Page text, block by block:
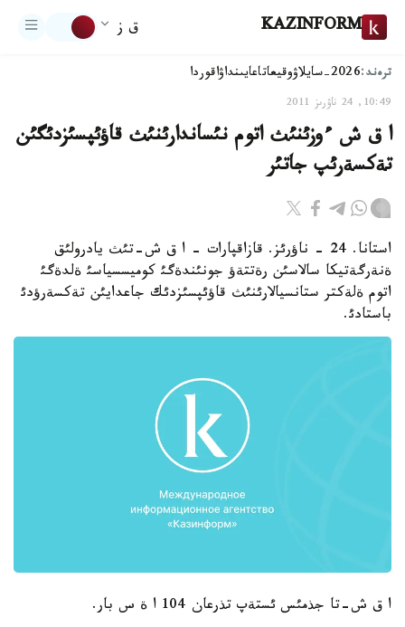
KAZINFORM ق ز
ترەند:2026-سايلاۋ وقيعاتاعايىنداۋاقوردا
10:49, 24 ناۋرىز 2011
ا ق ش ءوزئنئث اتوم نئساندارئنئث قاؤئپسئزدئگئن
تةكسةرئپ جاتئر
استانا. 24 - ناؤرئز. قازاقپارات - ا ق ش-تئث يادرولئق
ةنةرگةتيكا سالاسئن رةتتةؤ جونئندةگئ كوميسسياسئ ةلدةگئ
اتوم ةلةكتر ستانسيالارئنئث قاؤئپسئزدئك جاعدايئن تةكسةرؤدئ
باستادئ.
ا ق ش-تا جذمئس ئستةپ تذرعان 104 ا ة س بار.